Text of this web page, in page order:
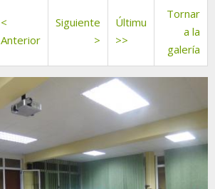
<
Anterior
Siguiente
>
Últimu
>>
Tornar
a la
galería